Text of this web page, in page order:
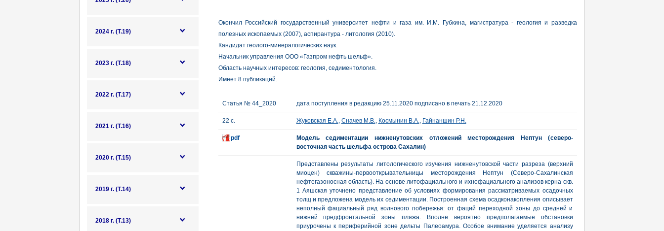
2024 г. (Т.19)
2023 г. (Т.18)
2022 г. (Т.17)
2021 г. (Т.16)
2020 г. (Т.15)
2019 г. (Т.14)
2018 г. (Т.13)
Окончил Российский государственный университет нефти и газа им. И.М. Губкина, магистратура - геология и разведка
полезных ископаемых (2007), аспирантура - литология (2010).
Кандидат геолого-минералогических наук.
Начальник управления ООО «Газпром нефть шельф».
Область научных интересов: геология, седиментология.
Имеет 8 публикаций.
Статья № 44_2020 дата поступления в редакцию 25.11.2020 подписано в печать 21.12.2020
22 с. Жуковская Е.А., Сначев М.В., Космынин В.А., Гайнаншин Р.Н.
pdf
Модель седиментации нижненутовских отложений месторождения Нептун (северо-
восточная часть шельфа острова Сахалин)
Представлены результаты литологического изучения нижненутовской части разреза (верхний
миоцен) скважины-первооткрывательницы месторождения Нептун (Северо-Сахалинская
нефтегазоносная область). На основе литофациального и ихнофациального анализов керна скв.
1 Аяшская уточнено представление об условиях формирования рассматриваемых осадочных
толщ и предложена модель их седиментации. Построенная схема осадконакопления описывает
неполный фациальный ряд волнового побережья: от фаций переходной зоны до средней и
нижней предфронтальной зоны пляжа. Вполне вероятно предполагаемые обстановки
приурочены к периферийной зоне дельты Палеоамура. Особое внимание уделяется анализу